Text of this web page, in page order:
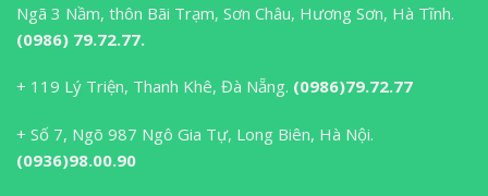
Ngã 3 Nầm, thôn Bãi Trạm, Sơn Châu, Hương Sơn, Hà Tĩnh.
(0986) 79.72.77.
+ 119 Lý Triện, Thanh Khê, Đà Nẵng. (0986)79.72.77
+ Số 7, Ngõ 987 Ngô Gia Tự, Long Biên, Hà Nội.
(0936)98.00.90